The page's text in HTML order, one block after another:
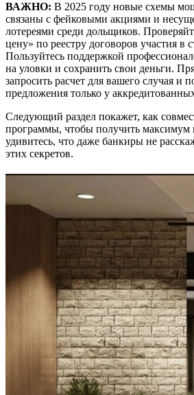
ВАЖНО: В 2025 году новые схемы
связаны с фейковыми акциями и
лотереями среди дольщиков.
цену» по реестру договоров участия в
Пользуйтесь поддержкой
на уловки и сохранить свои деньги.
запросить расчет для вашего случая и
предложения только у
Следующий раздел покажет, как
программы, чтобы получить
удивитесь, что даже банкиры не
этих секретов.